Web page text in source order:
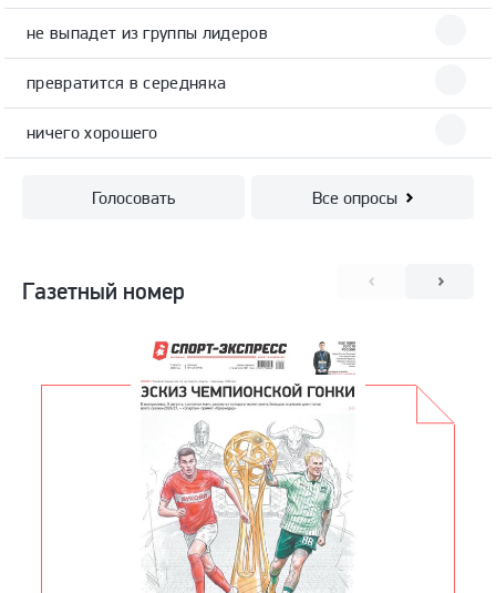
не выпадет из группы лидеров
превратится в середняка
ничего хорошего
Голосовать Все опросы
Газетный номер